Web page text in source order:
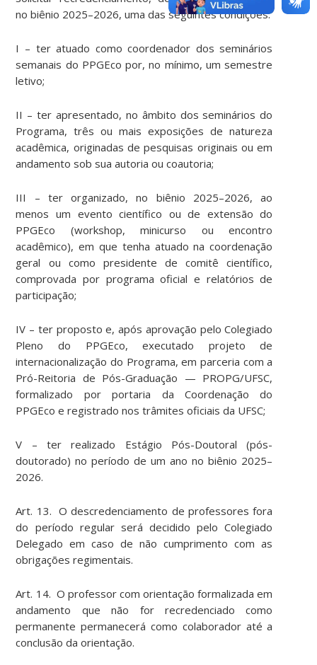
no biênio 2025–2026, uma das seguintes condições:
I – ter atuado como coordenador dos seminários
semanais do PPGEco por, no mínimo, um semestre
letivo;
II – ter apresentado, no âmbito dos seminários do
Programa, três ou mais exposições de natureza
acadêmica, originadas de pesquisas originais ou em
andamento sob sua autoria ou coautoria;
III – ter organizado, no biênio 2025–2026, ao
menos um evento científico ou de extensão do
PPGEco (workshop, minicurso ou encontro
acadêmico), em que tenha atuado na coordenação
geral ou como presidente de comitê científico,
comprovada por programa oficial e relatórios de
participação;
IV – ter proposto e, após aprovação pelo Colegiado
Pleno do PPGEco, executado projeto de
internacionalização do Programa, em parceria com a
Pró-Reitoria de Pós-Graduação — PROPG/UFSC,
formalizado por portaria da Coordenação do
PPGEco e registrado nos trâmites oficiais da UFSC;
V – ter realizado Estágio Pós-Doutoral (pós-
doutorado) no período de um ano no biênio 2025–
2026.
Art. 13. O descredenciamento de professores fora
do período regular será decidido pelo Colegiado
Delegado em caso de não cumprimento com as
obrigações regimentais.
Art. 14. O professor com orientação formalizada em
andamento que não for recredenciado como
permanente permanecerá como colaborador até a
conclusão da orientação.